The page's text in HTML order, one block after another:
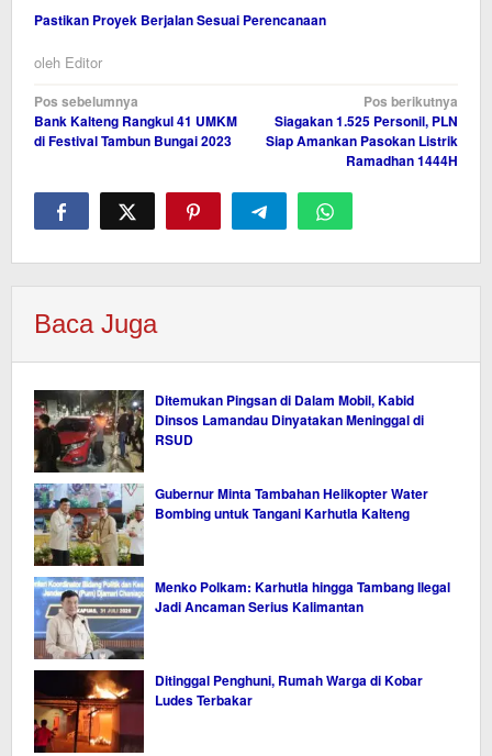
Pastikan Proyek Berjalan Sesuai Perencanaan
oleh Editor
Navigasi
pos
Pos sebelumnya
Bank Kalteng Rangkul 41 UMKM
di Festival Tambun Bungai 2023
Pos berikutnya
Siagakan 1.525 Personil, PLN
Siap Amankan Pasokan Listrik
Ramadhan 1444H
Baca Juga
Ditemukan Pingsan di Dalam Mobil, Kabid
Dinsos Lamandau Dinyatakan Meninggal di
RSUD
Gubernur Minta Tambahan Helikopter Water
Bombing untuk Tangani Karhutla Kalteng
Menko Polkam: Karhutla hingga Tambang Ilegal
Jadi Ancaman Serius Kalimantan
Ditinggal Penghuni, Rumah Warga di Kobar
Ludes Terbakar